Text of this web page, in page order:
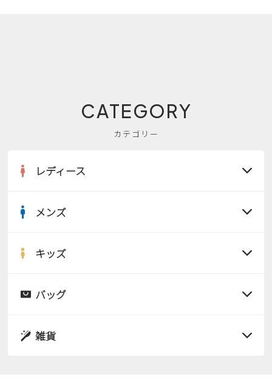
CATEGORY
カテゴリー
レディース
サンダル
スニーカー
メンズ
サンダル
キッズ
サンダル
バッグ
雑貨